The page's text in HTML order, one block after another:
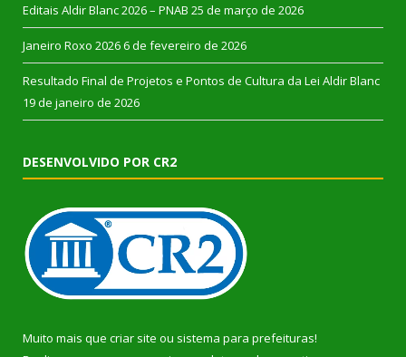
Editais Aldir Blanc 2026 – PNAB 25 de março de 2026
Janeiro Roxo 2026 6 de fevereiro de 2026
Resultado Final de Projetos e Pontos de Cultura da Lei Aldir Blanc
19 de janeiro de 2026
DESENVOLVIDO POR CR2
Muito mais que criar site ou sistema para prefeituras!